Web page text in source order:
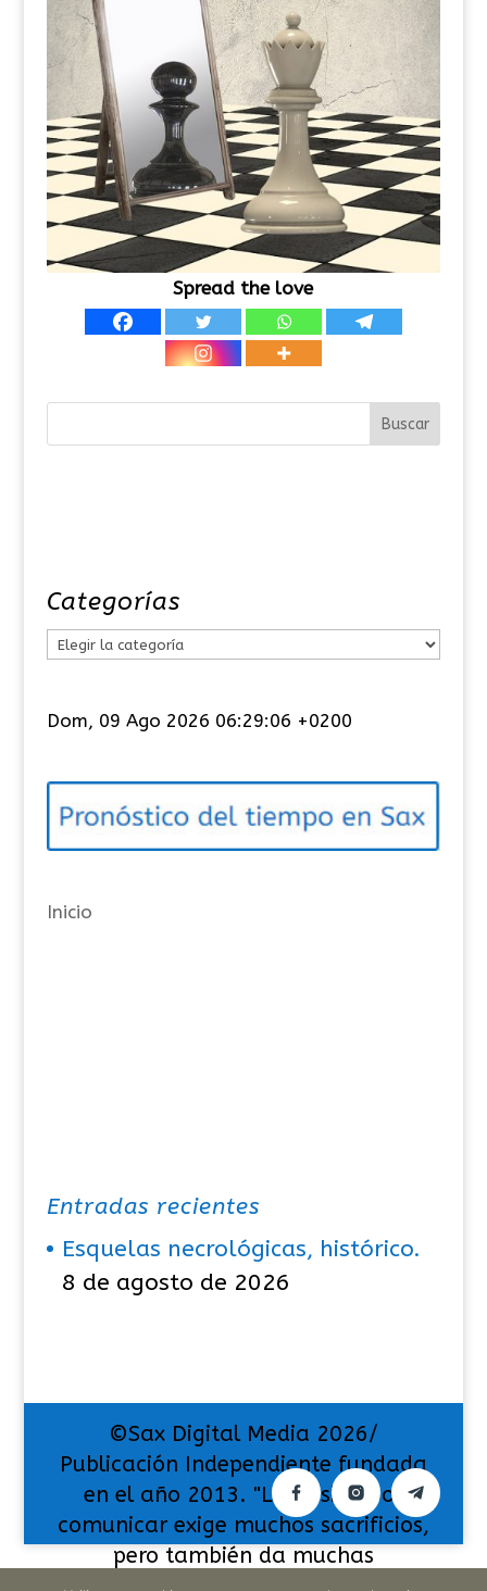
Spread the love
Categorías
e
o
í
s
Dom, 09 Ago 2026 06:29:06 +0200
Inicio
Entradas recientes
Esquelas necrológicas, histórico.
8 de agosto de 2026
©Sax Digital Media 2026/
Publicación Independiente fundada
en el año 2013. "La pasión por
comunicar exige muchos sacrificios,
pero también da muchas